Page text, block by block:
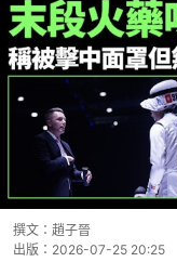
撰文： 趙子晉
出版： 2026-07-25 20:25